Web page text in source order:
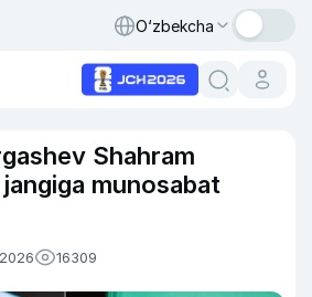
O‘zbekcha
Shahram
munosabat
16309